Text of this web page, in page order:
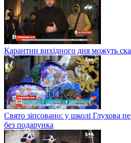
Карантин вихідного дня можуть
Свято зіпсовано: у школі Глухова
без подарунка